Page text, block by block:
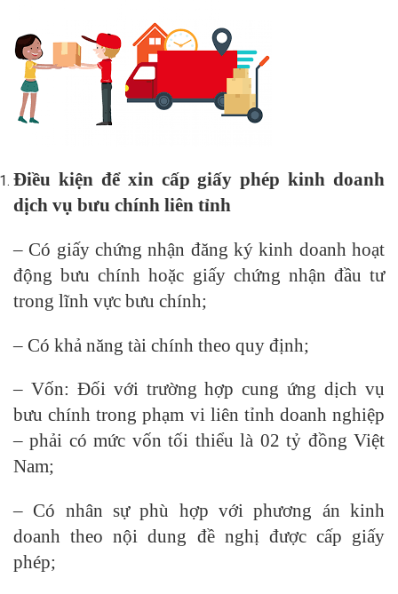
Điều kiện để xin cấp giấy phép kinh doanh
dịch vụ bưu chính liên tỉnh
– Có giấy chứng nhận đăng ký kinh doanh hoạt
động bưu chính hoặc giấy chứng nhận đầu tư
trong lĩnh vực bưu chính;
– Có khả năng tài chính theo quy định;
– Vốn: Đối với trường hợp cung ứng dịch vụ
bưu chính trong phạm vi liên tỉnh doanh nghiệp
– phải có mức vốn tối thiểu là 02 tỷ đồng Việt
Nam;
– Có nhân sự phù hợp với phương án kinh
doanh theo nội dung đề nghị được cấp giấy
phép;